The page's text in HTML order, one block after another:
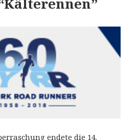
endete die 14.